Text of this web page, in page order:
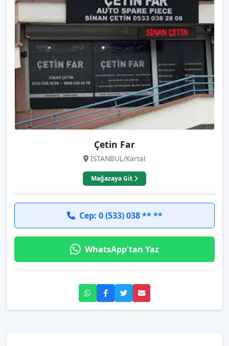
Çetin Far
İSTANBUL/Kartal
Mağazaya Git
Cep: 0 (533) 038 ** **
WhatsApp'tan Yaz